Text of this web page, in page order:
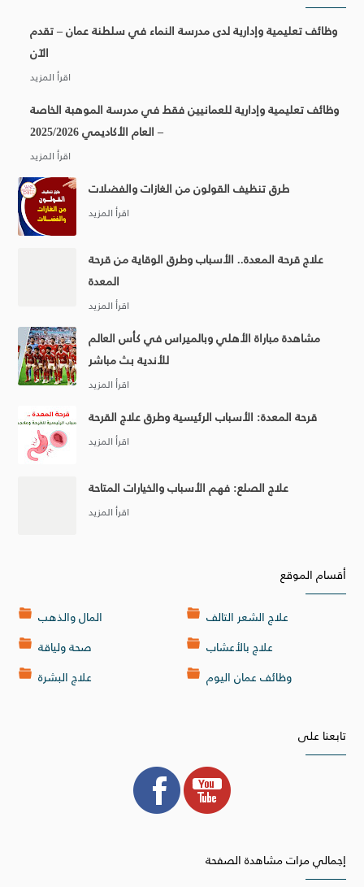
وظائف تعليمية وإدارية لدى مدرسة النماء في سلطنة عمان – تقدم
الآن
وظائف تعليمية وإدارية للعمانيين فقط في مدرسة الموهبة الخاصة
– العام الأكاديمي 2025/2026
طرق تنظيف القولون من الغازات والفضلات
علاج قرحة المعدة.. الأسباب وطرق الوقاية من قرحة
المعدة
مشاهدة مباراة الأهلي وبالميراس في كأس العالم
للأندية بث مباشر
قرحة المعدة: الأسباب الرئيسية وطرق علاج القرحة
علاج الصلع: فهم الأسباب والخيارات المتاحة
أقسام الموقع
المال والذهب
صحة ولياقة
علاج البشرة
علاج الشعر التالف
علاج بالأعشاب
وظائف عمان اليوم
تابعنا على
إجمالي مرات مشاهدة الصفحة